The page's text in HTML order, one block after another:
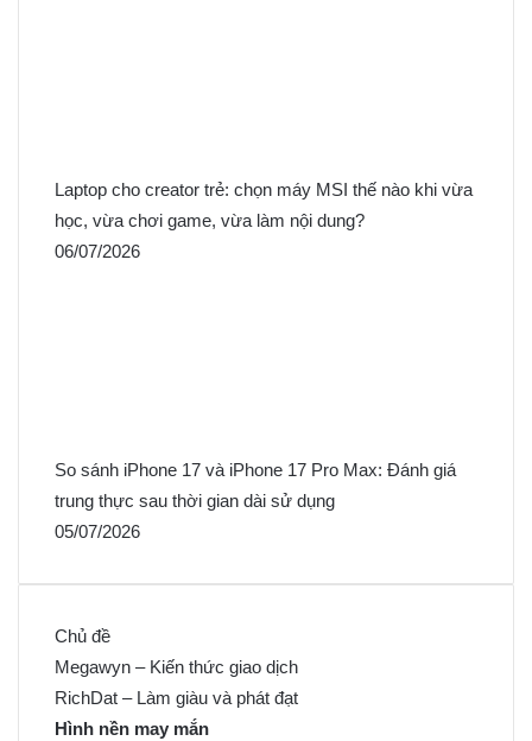
Laptop cho creator trẻ: chọn máy MSI thế nào khi vừa
học, vừa chơi game, vừa làm nội dung?
06/07/2026
So sánh iPhone 17 và iPhone 17 Pro Max: Đánh giá
trung thực sau thời gian dài sử dụng
05/07/2026
Chủ đề
Megawyn – Kiến thức giao dịch
RichDat – Làm giàu và phát đạt
Hình nền may mắn